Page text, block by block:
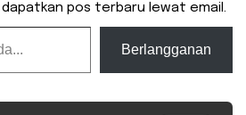
pos terbaru lewat email.
Berlangganan